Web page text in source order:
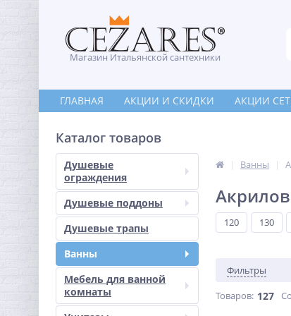
Магазин Итальянской сантехники
ГЛАВНАЯ АКЦИИ И СКИДКИ АКЦИИ
Каталог товаров
Душевые
ограждения
Душевые поддоны
Душевые трапы
Ванны
Мебель для ванной
комнаты
Ванны
120 130
Фильтры
Товаров: 127